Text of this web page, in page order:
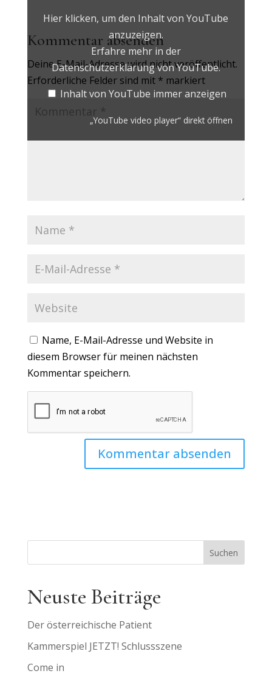
Hier klicken, um den Inhalt von YouTube
anzuzeigen.
Erfahre mehr in der
Datenschutzerklärung von YouTube.
Inhalt von YouTube immer anzeigen
„YouTube video player“ direkt öffnen
Kommentar absenden
Deine E-Mail-Adresse wird nicht veröffentlicht.
Erforderliche Felder sind mit * markiert
Name, E-Mail-Adresse und Website in
diesem Browser für meinen nächsten
Kommentar speichern.
Suchen
Neuste Beiträge
Der österreichische Patient
Kammerspiel JETZT! Schlussszene
Come in